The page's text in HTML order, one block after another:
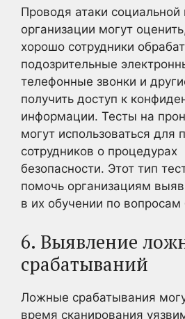
Проводя атаки
организации могут
хорошо сотрудники
подозрительные
телефонные звонки и
получить доступ к
информации. Тесты на
могут использоваться для
сотрудников о процедурах
безопасности. Этот тип
помочь организациям
в их обучении по вопросам
6. Выявление
срабатываний
Ложные срабатывания
время сканирования